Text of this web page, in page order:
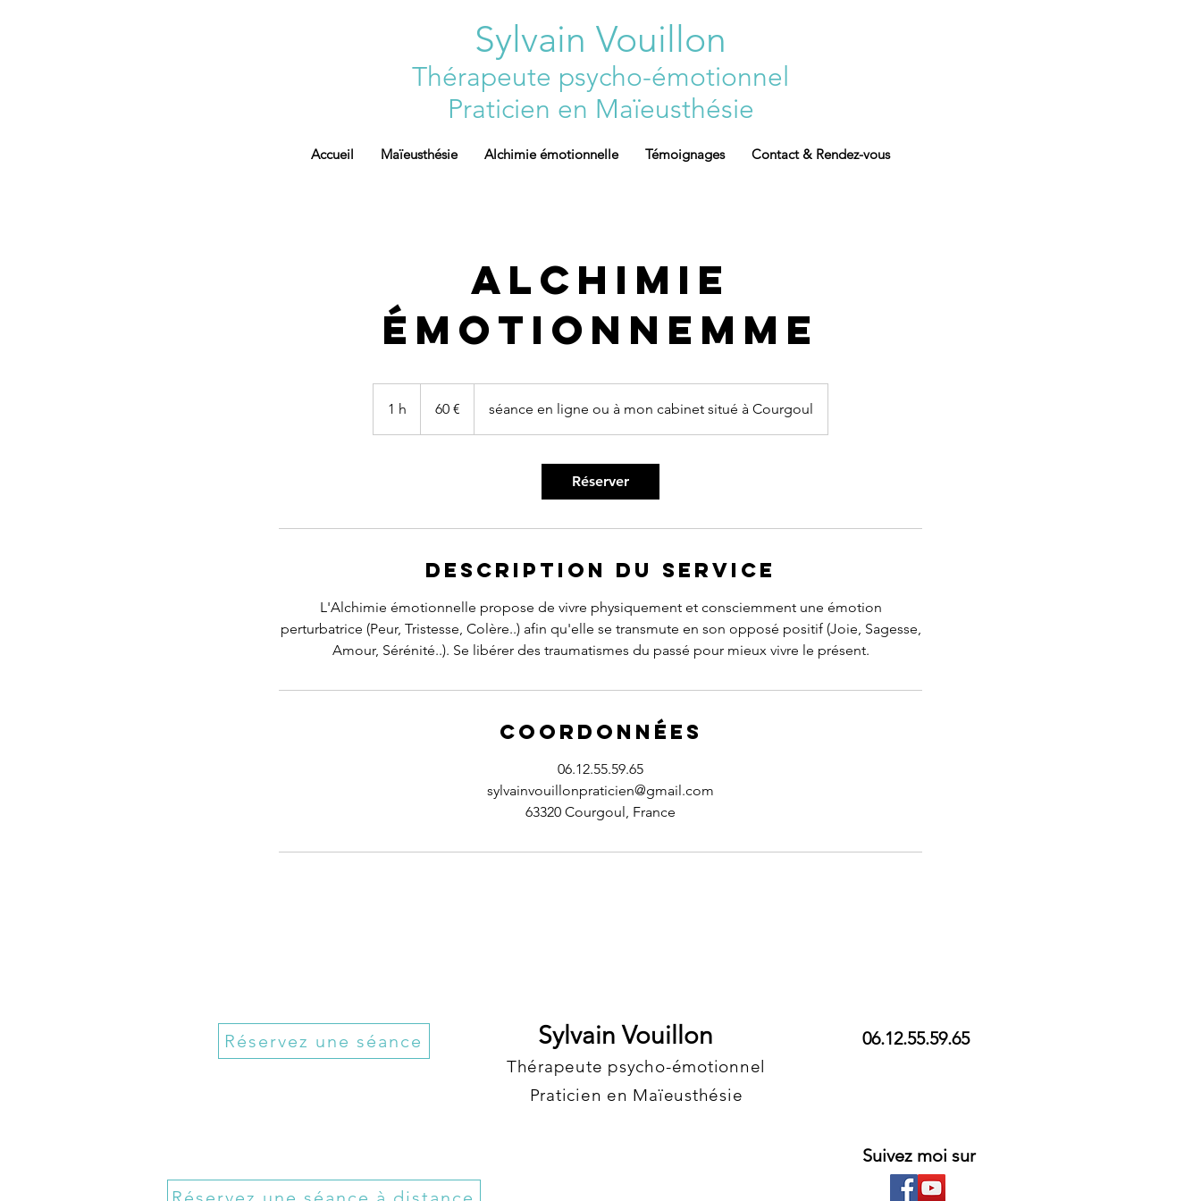
Sylvain Vouillon
Thérapeute psycho-émotionnel
Praticien en Maïeusthésie
Accueil Maïeusthésie Alchimie émotionnelle Témoignages Contact & Rendez-vous
Alchimie
émotionnemme
1 h 60 € séance en ligne ou à mon cabinet situé à Courgoul
Réserver
Description du service
L'Alchimie émotionnelle propose de vivre physiquement et consciemment une émotion
perturbatrice (Peur, Tristesse, Colère..) afin qu'elle se transmute en son opposé positif (Joie, Sagesse,
Amour, Sérénité..). Se libérer des traumatismes du passé pour mieux vivre le présent.
Coordonnées
06.12.55.59.65
sylvainvouillonpraticien@gmail.com
63320 Courgoul, France
Réservez une séance Sylvain Vouillon
Thérapeute psycho-émotionnel
Praticien en Maïeusthésie
06.12.55.59.65
Suivez moi sur